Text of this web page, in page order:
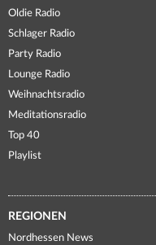
Oldie Radio
Schlager Radio
Party Radio
Lounge Radio
Weihnachtsradio
Meditationsradio
Top 40
Playlist
REGIONEN
Nordhessen News